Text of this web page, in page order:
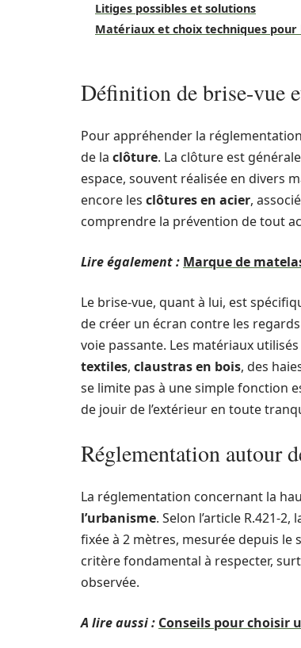
Litiges possibles et solutions
Matériaux et choix techniques pour
Définition de brise-vue
Pour appréhender la
de la clôture. La clôture est
espace, souvent réalisée en divers
encore les clôtures en acier,
comprendre la prévention de tout
Lire également : Marque de
Le brise-vue, quant à lui, est
de créer un écran contre les
voie passante. Les matériaux
textiles, claustras en bois, des
se limite pas à une simple fonction
de jouir de l’extérieur en toute
Réglementation autour
La réglementation concernant la
l’urbanisme. Selon l’article R.421-
fixée à 2 mètres, mesurée depuis le
critère fondamental à respecter,
observée.
A lire aussi : Conseils pour choisir